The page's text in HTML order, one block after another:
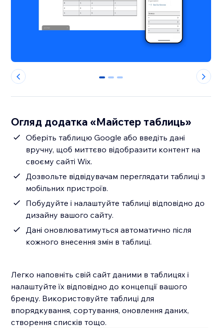
0 1 2
Огляд додатка «Майстер таблиць»
Оберіть таблицю Google або введіть дані
вручну, щоб миттєво відобразити контент на
своєму сайті Wix.
Дозвольте відвідувачам переглядати таблиці з
мобільних пристроїв.
Побудуйте і налаштуйте таблиці відповідно до
дизайну вашого сайту.
Дані оновлюватимуться автоматично після
кожного внесення змін в таблиці.
Легко наповніть свій сайт даними в таблицях і
налаштуйте їх відповідно до концепції вашого
бренду. Використовуйте таблиці для
впорядкування, сортування, оновлення даних,
створення списків тощо.